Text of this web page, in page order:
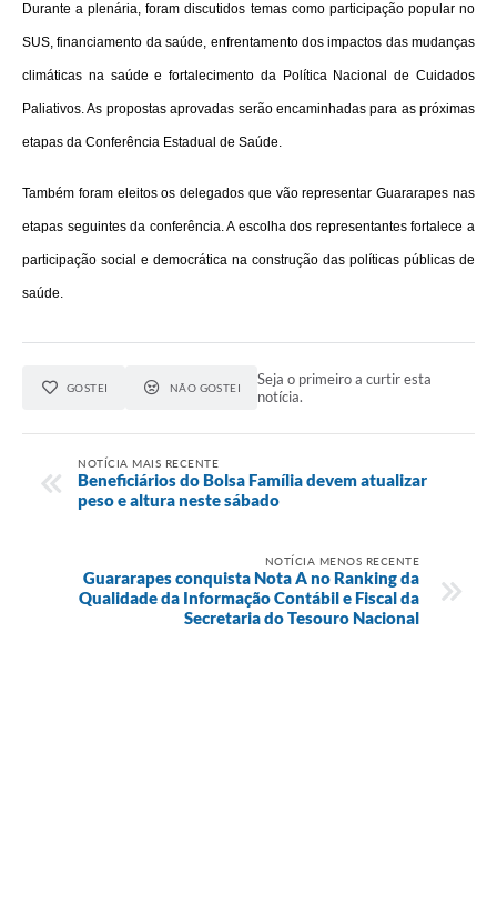
Durante a plenária, foram discutidos temas como participação popular no
SUS, financiamento da saúde, enfrentamento dos impactos das mudanças
climáticas na saúde e fortalecimento da Política Nacional de Cuidados
Paliativos. As propostas aprovadas serão encaminhadas para as próximas
etapas da Conferência Estadual de Saúde.
Também foram eleitos os delegados que vão representar Guararapes nas
etapas seguintes da conferência. A escolha dos representantes fortalece a
participação social e democrática na construção das políticas públicas de
saúde.
GOSTEI NÃO GOSTEI
Seja o primeiro a curtir esta
notícia.
NOTÍCIA MAIS RECENTE
Beneficiários do Bolsa Família devem atualizar
peso e altura neste sábado
NOTÍCIA MENOS RECENTE
Guararapes conquista Nota A no Ranking da
Qualidade da Informação Contábil e Fiscal da
Secretaria do Tesouro Nacional